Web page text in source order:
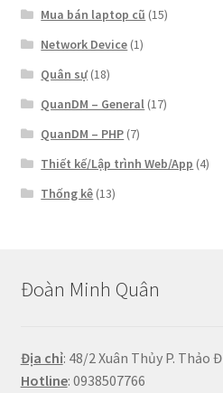
Mua bán laptop cũ (15)
Network Device (1)
Quân sự (18)
QuanDM – General (17)
QuanDM – PHP (7)
Thiết kế/Lập trình Web/App (4)
Thống kê (13)
Đoàn Minh Quân
Địa chỉ: 48/2 Xuân Thủy P. Thảo
Hotline: 0938507766